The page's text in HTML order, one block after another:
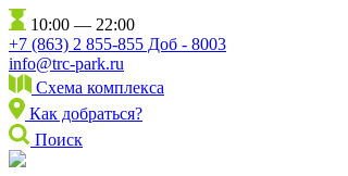
10:00 — 22:00
+7 (863) 2 855-855 Доб - 8003
info@trc-park.ru
Схема комплекса
Как добраться?
Поиск